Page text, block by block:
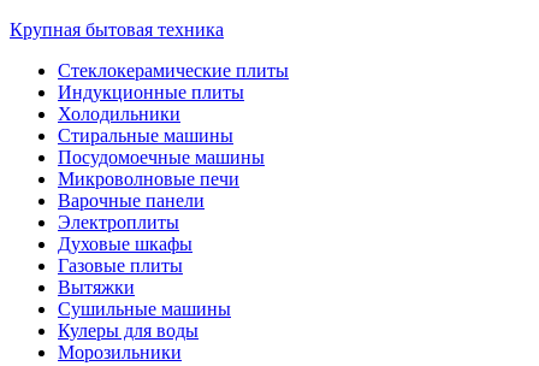
Крупная бытовая техника
Стеклокерамические плиты
Индукционные плиты
Холодильники
Стиральные машины
Посудомоечные машины
Микроволновые печи
Варочные панели
Электроплиты
Духовые шкафы
Газовые плиты
Вытяжки
Сушильные машины
Кулеры для воды
Морозильники